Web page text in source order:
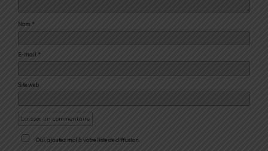
Nom *
E-mail *
Site web
Oui, ajoutez moi à votre liste de diffusion.